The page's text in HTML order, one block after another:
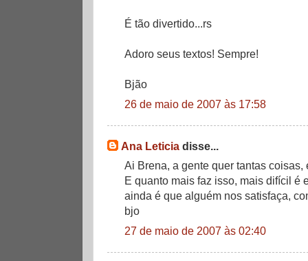
É tão divertido...rs
Adoro seus textos! Sempre!
Bjão
26 de maio de 2007 às 17:58
Ana Leticia disse...
Ai Brena, a gente quer tantas coisas,
E quanto mais faz isso, mais difícil é
ainda é que alguém nos satisfaça,
bjo
27 de maio de 2007 às 02:40